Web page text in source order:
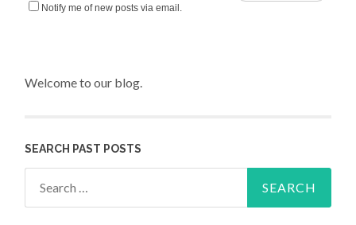
Notify me of new posts via email.
Welcome to our blog.
SEARCH PAST POSTS